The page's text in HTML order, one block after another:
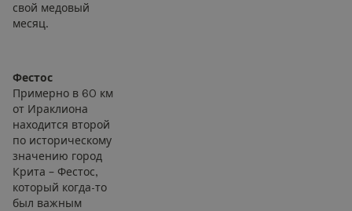
свой медовый
месяц.
Фестос
Примерно в 60 км
от Ираклиона
находится второй
по историческому
значению город
Крита – Фестос,
который когда-то
был важным